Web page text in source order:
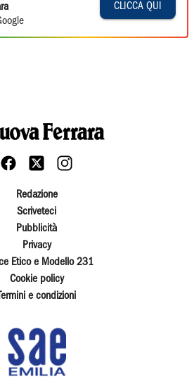
CLICCA QUI
Redazione
Scriveteci
Pubblicità
Privacy
Etico e Modello 231
Cookie policy
Termini e condizioni